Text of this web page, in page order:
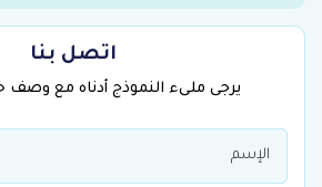
اتصل بنا
يرجى ملىء النموذج أدناه مع وصف